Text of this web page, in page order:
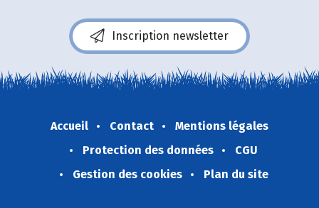
Inscription newsletter
Accueil Contact
Mentions légales
Protection des données
CGU
Gestion des cookies
Plan du site